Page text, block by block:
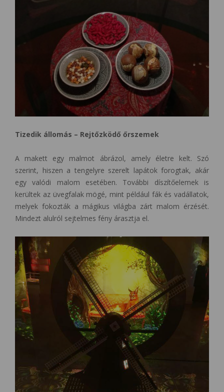
Tizedik állomás – Rejtőzködő őrszemek
A makett egy malmot ábrázol, amely életre kelt. Szó
szerint, hiszen a tengelyre szerelt lapátok forogtak, akár
egy valódi malom esetében. További díszítőelemek is
kerültek az üvegfalak mögé, mint például fák és vadállatok,
melyek fokozták a mágikus világba zárt malom érzését.
Mindezt alulról sejtelmes fény árasztja el.